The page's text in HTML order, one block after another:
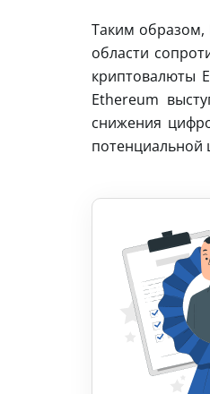
Таким образом,
области
криптовалюты
Ethereum
снижения
потенциальной